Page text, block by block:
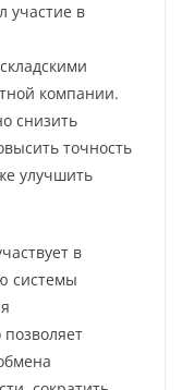
участие в
компании.
снизить
точность
улучшить
в
системы